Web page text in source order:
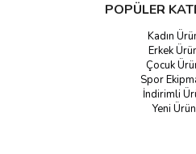
POPÜLER
Kadın
Erkek
Çocuk
Spor
İndirimli
Yeni